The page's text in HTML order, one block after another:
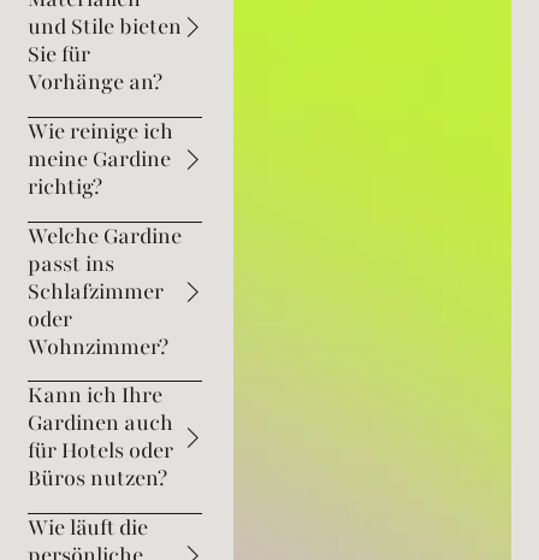
und Stile bieten
Sie für
Vorhänge an?
Wie reinige ich
meine Gardine
richtig?
Welche Gardine
passt ins
Schlafzimmer
oder
Wohnzimmer?
Kann ich Ihre
Gardinen auch
für Hotels oder
Büros nutzen?
Wie läuft die